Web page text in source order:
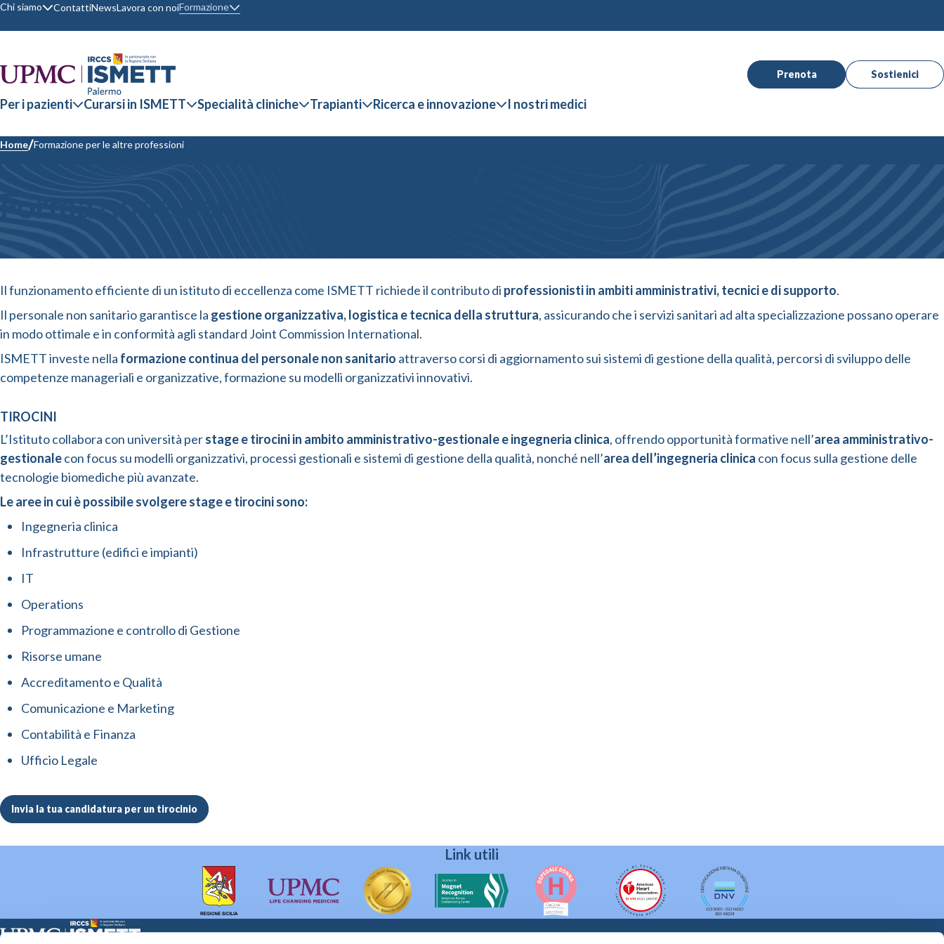
Chi siamo ContattiNewsLavora con noiFormazione
Prenota Sostienici
Per i pazienti Curarsi in ISMETT Specialità cliniche Trapianti Ricerca e innovazione I nostri medici
Home Formazione per le altre professioni
Il funzionamento efficiente di un istituto di eccellenza come ISMETT richiede il contributo di professionisti in ambiti amministrativi, tecnici e di supporto.
Il personale non sanitario garantisce la gestione organizzativa, logistica e tecnica della struttura, assicurando che i servizi sanitari ad alta specializzazione possano operare
in modo ottimale e in conformità agli standard Joint Commission International.
ISMETT investe nella formazione continua del personale non sanitario attraverso corsi di aggiornamento sui sistemi di gestione della qualità, percorsi di sviluppo delle
competenze manageriali e organizzative, formazione su modelli organizzativi innovativi.
TIROCINI
L’Istituto collabora con università perstage e tirocini in ambito amministrativo-gestionale e ingegneria clinica, offrendo opportunità formative nell’area amministrativo-
gestionalecon focus su modelli organizzativi, processi gestionali e sistemi di gestione della qualità, nonché nell’area dell’ingegneria clinica con focus sulla gestione delle
tecnologie biomediche più avanzate.
Le aree in cui è possibile svolgere stage e tirocini sono:
Ingegneria clinica
Infrastrutture (edifici e impianti)
IT
Operations
Programmazione e controllo di Gestione
Risorse umane
Accreditamento e Qualità
Comunicazione e Marketing
Contabilità e Finanza
Ufficio Legale
Invia la tua candidatura per un tirocinio
Link utili